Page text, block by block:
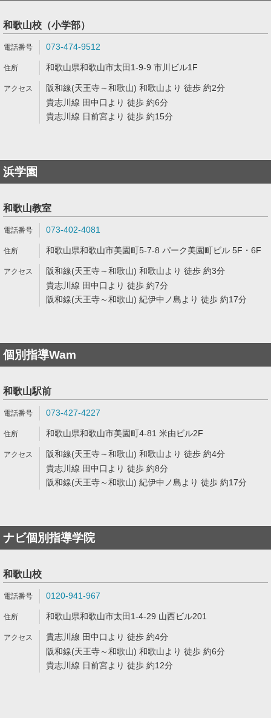
和歌山校（小学部）
073-474-9512
和歌山県和歌山市太田1-9-9 市川ビル1F
阪和線(天王寺～和歌山) 和歌山より 徒歩 約2分
貴志川線 田中口より 徒歩 約6分
貴志川線 日前宮より 徒歩 約15分
浜学園
和歌山教室
073-402-4081
和歌山県和歌山市美園町5-7-8 パーク美園町ビル 5F・6F
阪和線(天王寺～和歌山) 和歌山より 徒歩 約3分
貴志川線 田中口より 徒歩 約7分
阪和線(天王寺～和歌山) 紀伊中ノ島より 徒歩 約17分
個別指導Wam
和歌山駅前
073-427-4227
和歌山県和歌山市美園町4-81 米由ビル2F
阪和線(天王寺～和歌山) 和歌山より 徒歩 約4分
貴志川線 田中口より 徒歩 約8分
阪和線(天王寺～和歌山) 紀伊中ノ島より 徒歩 約17分
ナビ個別指導学院
和歌山校
0120-941-967
和歌山県和歌山市太田1-4-29 山西ビル201
貴志川線 田中口より 徒歩 約4分
阪和線(天王寺～和歌山) 和歌山より 徒歩 約6分
貴志川線 日前宮より 徒歩 約12分